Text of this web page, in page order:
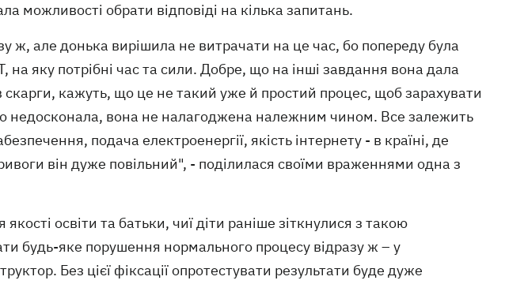
можливості обрати відповіді на кілька запитань.
ж, але донька вирішила не витрачати на це час, бо попереду була
яку потрібні час та сили. Добре, що на інші завдання вона дала
скарги, кажуть, що це не такий уже й простий процес, щоб зарахувати
недосконала, вона не налагоджена належним чином. Все залежить
подача електроенергії, якість інтернету - в країні, де
він дуже повільний", - поділилася своїми враженнями одна з
освіти та батьки, чиї діти раніше зіткнулися з такою
будь-яке порушення нормального процесу відразу ж – у
Без цієї фіксації опротестувати результати буде дуже